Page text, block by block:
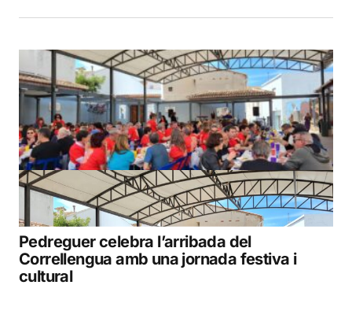
Pedreguer celebra l’arribada del
Correllengua amb una jornada festiva i
cultural